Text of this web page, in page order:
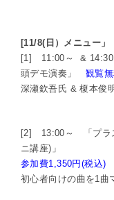
[11/8(日）メニュー」
[1] 11:00～ & 14:30
頭デモ演奏」観覧無
深瀬欽吾氏 & 榎本俊
[2] 13:00～ 「プラ
ニ講座)」
参加費1,350円(税込
初心者向けの曲を1曲